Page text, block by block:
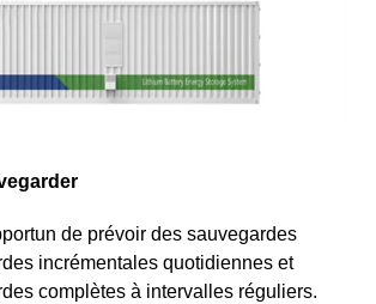
de prévoir des sauvegardes
incrémentales quotidiennes et
complètes à intervalles réguliers.